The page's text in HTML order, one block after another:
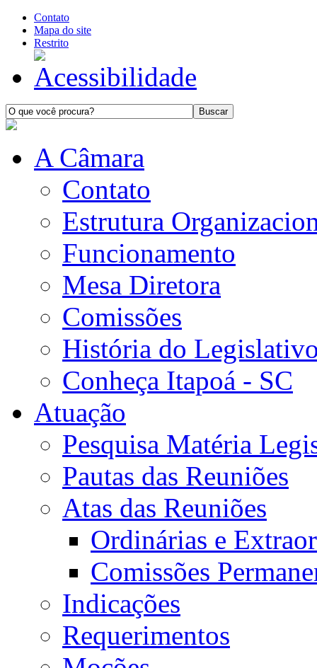
Contato
Mapa do site
Restrito
A Câmara
Contato
Estrutura
Funcionamento
Mesa Diretora
Comissões
História do
Conheça Itapoá - SC
Atuação
Pesquisa Matéria
Pautas das Reuniões
Atas das Reuniões
Ordinárias e
Comissões
Indicações
Requerimentos